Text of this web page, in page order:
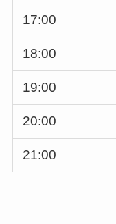
17:00
18:00
19:00
20:00
21:00